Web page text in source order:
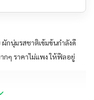
กนุ่มรสชาติเข้มข้นกำลังดี
ๆ ราคาไม่แพง ให้ฟีลอยู่